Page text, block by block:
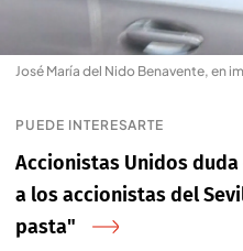
José María del Nido Benavente, en
PUEDE INTERESARTE
Accionistas Unidos duda
a los accionistas del
pasta"